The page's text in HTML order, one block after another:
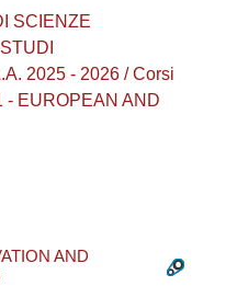
SCIENZE
2025 - 2026 / Corsi
- EUROPEAN AND
AND